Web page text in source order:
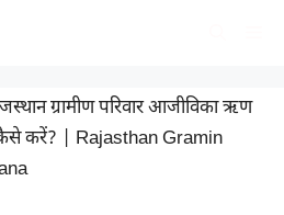
ग्रामीण परिवार आजीविका ऋण
करें? | Rajasthan Gramin